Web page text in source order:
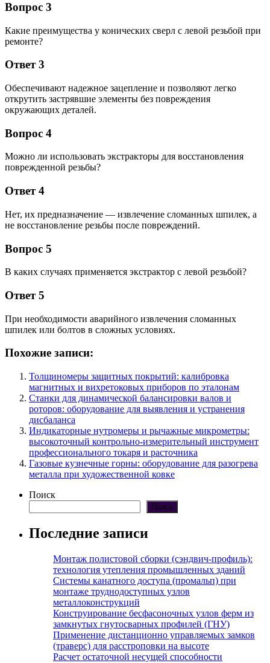
Вопрос 3
Какие преимущества у конических сверл с левой резьбой при
ремонте?
Ответ 3
Обеспечивают надежное зацепление и позволяют легко
открутить застрявшие элементы без повреждения
окружающих деталей.
Вопрос 4
Можно ли использовать экстракторы для восстановления
поврежденной резьбы?
Ответ 4
Нет, их предназначение — извлечение сломанных шпилек, а
не восстановление резьбы после повреждений.
Вопрос 5
В каких случаях применяется экстрактор с левой резьбой?
Ответ 5
При необходимости аварийного извлечения сломанных
шпилек или болтов в сложных условиях.
Похожие записи:
Толщиномеры защитных покрытий: калибровка
магнитных и вихретоковых приборов по эталонам
Станки для динамической балансировки валов и
роторов: оборудование для выявления и устранения
дисбаланса
Индикаторные нутромеры и рычажные микрометры:
высокоточный контрольно-измерительный инструмент
профессионального токаря и расточника
Газовые кузнечные горны: оборудование для разогрева
металла при художественной ковке
Поиск
Поиск
Последние записи
Монтаж полистовой сборки (сэндвич-профиль):
технология утепления промышленных зданий
Системы канатного доступа (промальп) при
монтаже труднодоступных узлов
металлоконструкций
Конструирование бесфасоночных узлов ферм из
замкнутых гнутосварных профилей (ГНУ)
Применение дистанционно управляемых замков
(траверс) для расстроповки на высоте
Расчет остаточной несущей способности